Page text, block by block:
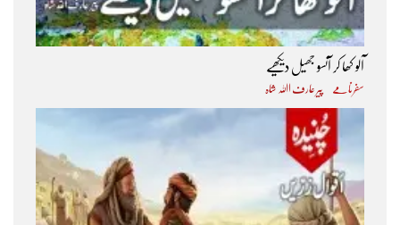
آلو کھا کر آنسو جھیل دیکھیے
سفرنامے پیر عارف اﷲ شاہ